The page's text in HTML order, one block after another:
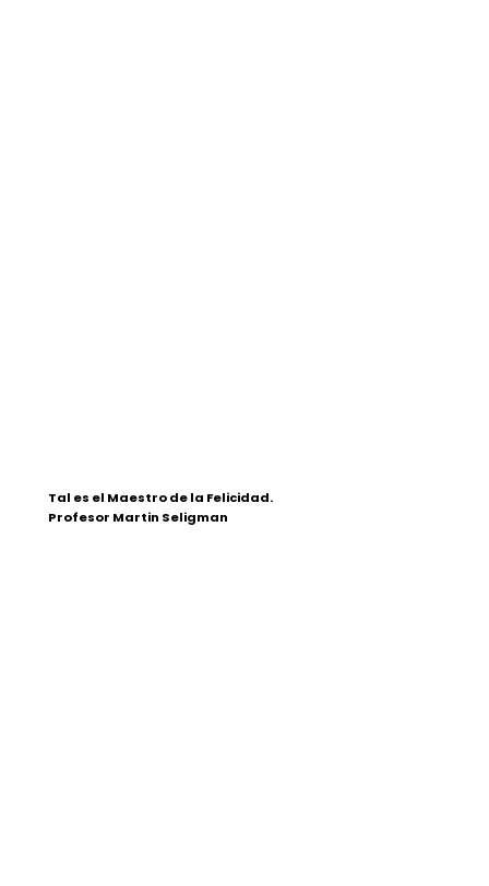
Tal es el Maestro de la Felicidad.
Profesor Martin Seligman